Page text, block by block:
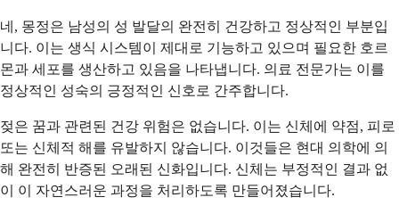
네, 몽정은 남성의 성 발달의 완전히 건강하고 정상적인 부분입
니다. 이는 생식 시스템이 제대로 기능하고 있으며 필요한 호르
몬과 세포를 생산하고 있음을 나타냅니다. 의료 전문가는 이를
정상적인 성숙의 긍정적인 신호로 간주합니다.
젖은 꿈과 관련된 건강 위험은 없습니다. 이는 신체에 약점, 피로
또는 신체적 해를 유발하지 않습니다. 이것들은 현대 의학에 의
해 완전히 반증된 오래된 신화입니다. 신체는 부정적인 결과 없
이 이 자연스러운 과정을 처리하도록 만들어졌습니다.